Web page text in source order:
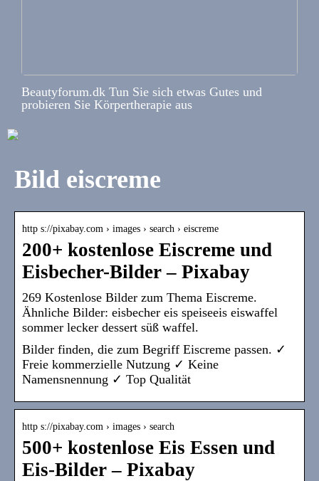
Beautyforum.dk Tun Sie sich etwas Gutes und
probieren Sie Körpertherapie aus
Bild eiscreme
http s://pixabay.com › images › search › eiscreme
200+ kostenlose Eiscreme und
Eisbecher-Bilder – Pixabay
269 Kostenlose Bilder zum Thema Eiscreme.
Ähnliche Bilder: eisbecher eis speiseeis eiswaffel
sommer lecker dessert süß waffel.
Bilder finden, die zum Begriff Eiscreme passen. ✓
Freie kommerzielle Nutzung ✓ Keine
Namensnennung ✓ Top Qualität
http s://pixabay.com › images › search
500+ kostenlose Eis Essen und
Eis-Bilder – Pixabay